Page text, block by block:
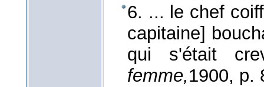
6. ... le chef
capitaine]
qui s'était
femme,1900, p.